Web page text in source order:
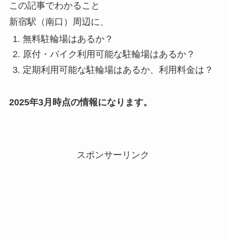
この記事でわかること
新宿駅（南口）周辺に、
無料駐輪場はあるか？
原付・バイク利用可能な駐輪場はあるか？
定期利用可能な駐輪場はあるか、利用料金は？
2025年3月時点の情報になります。
スポンサーリンク